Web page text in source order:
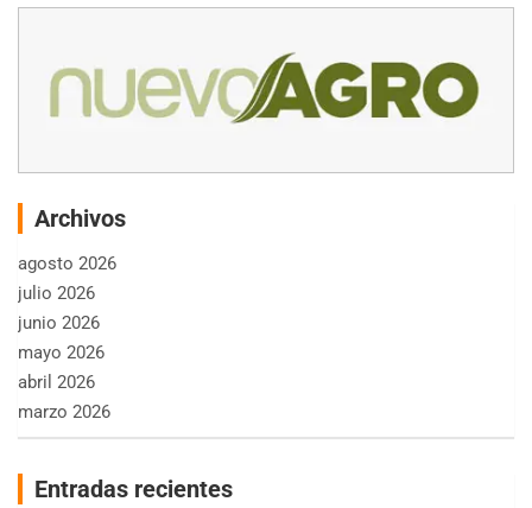
Archivos
agosto 2026
julio 2026
junio 2026
mayo 2026
abril 2026
marzo 2026
Entradas recientes